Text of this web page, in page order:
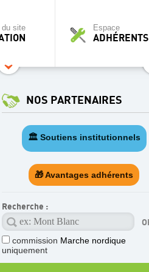
du site Espace
ADHÉRENTS
NOS PARTENAIRES
🏛️ Soutiens institutionnels
🎁 Avantages adhérents
Recherche :
commission Marche nordique
uniquement